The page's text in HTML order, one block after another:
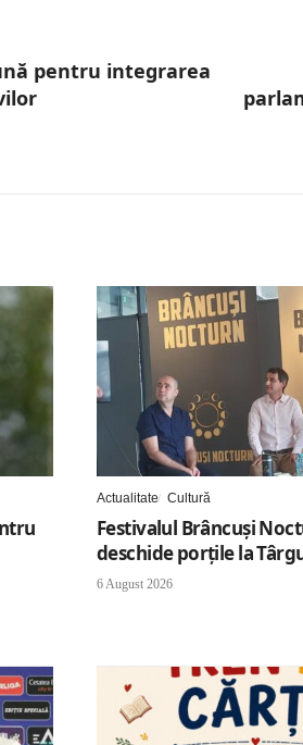
pentru integrarea
Actualitate Cultură
Festivalul Brâncuși
deschide porțile la
6 August 2026